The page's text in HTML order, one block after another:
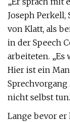
Joseph
von Klatt, als
in der Speech
arbeiteten. „Es
Hier ist ein
nicht selbst
Lange bevor